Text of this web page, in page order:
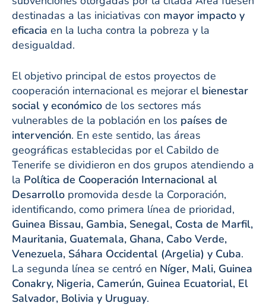
destinadas a las iniciativas con mayor impacto y
eficacia en la lucha contra la pobreza y la
desigualdad.
El objetivo principal de estos proyectos de
cooperación internacional es mejorar el bienestar
social y económico de los sectores más
vulnerables de la población en los países de
intervención. En este sentido, las áreas
geográficas establecidas por el Cabildo de
Tenerife se dividieron en dos grupos atendiendo a
la Política de Cooperación Internacional al
Desarrollo promovida desde la Corporación,
identificando, como primera línea de prioridad,
Guinea Bissau, Gambia, Senegal, Costa de Marfil,
Mauritania, Guatemala, Ghana, Cabo Verde,
Venezuela, Sáhara Occidental (Argelia) y Cuba.
La segunda línea se centró en Níger, Mali, Guinea
Conakry, Nigeria, Camerún, Guinea Ecuatorial, El
Salvador, Bolivia y Uruguay.